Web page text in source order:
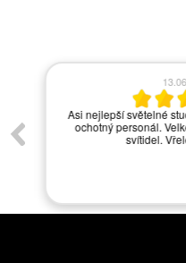
Asi nejlepší světelné
ochotný personál.
svítidel.